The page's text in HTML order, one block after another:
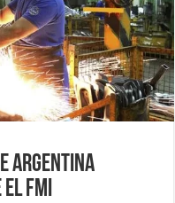
Argentina
FMI